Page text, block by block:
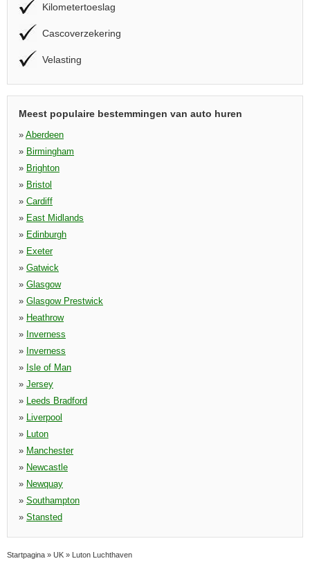
Kilometertoeslag
Cascoverzekering
Velasting
Meest populaire bestemmingen van auto huren
» Aberdeen
» Birmingham
» Brighton
» Bristol
» Cardiff
» East Midlands
» Edinburgh
» Exeter
» Gatwick
» Glasgow
» Glasgow Prestwick
» Heathrow
» Inverness
» Inverness
» Isle of Man
» Jersey
» Leeds Bradford
» Liverpool
» Luton
» Manchester
» Newcastle
» Newquay
» Southampton
» Stansted
Startpagina » UK » Luton Luchthaven